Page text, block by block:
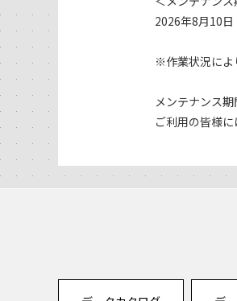
2026年8月10
※作業状況によ
メンテナンス
ご利用の皆様